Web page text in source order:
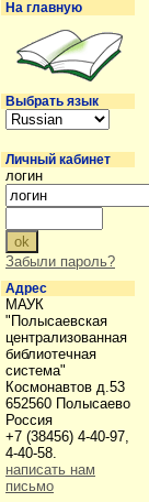
На главную
Выбрать язык
Личный кабинет
логин
Забыли пароль?
Адрес
МАУК
"Полысаевская
централизованная
библиотечная
система"
Космонавтов д.53
652560 Полысаево
Россия
+7 (38456) 4-40-97,
4-40-58.
написать нам
письмо